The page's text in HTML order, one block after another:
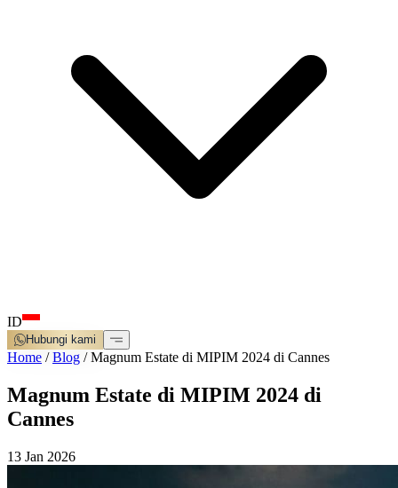
ID
Hubungi kami
Home /Blog /Magnum Estate di MIPIM 2024 di Cannes
Magnum Estate di MIPIM 2024 di
Cannes
13 Jan 2026